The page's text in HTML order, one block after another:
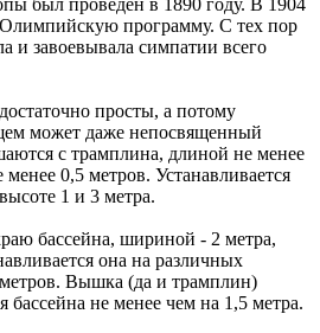
программу. С тех пор
и завоевывала симпатии всего
просты, а потому
может даже непосвященный
с трамплина, длиной не менее
0,5 метров. Устанавливается
1 и 3 метра.
бассейна, шириной - 2 метра,
она на различных
Вышка (да и трамплин)
бассейна не менее чем на 1,5 метра.